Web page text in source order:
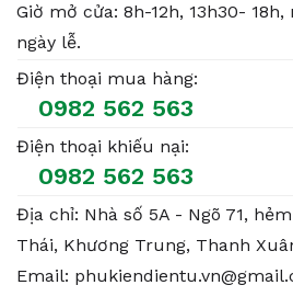
Giờ mở cửa: 8h-12h, 13h30-
ngày lễ.
Điện thoại mua hàng:
0982 562 563
Điện thoại khiếu nại:
0982 562 563
Địa chỉ: Nhà số 5A - Ngõ 71,
Thái, Khương Trung, Thanh
Email: